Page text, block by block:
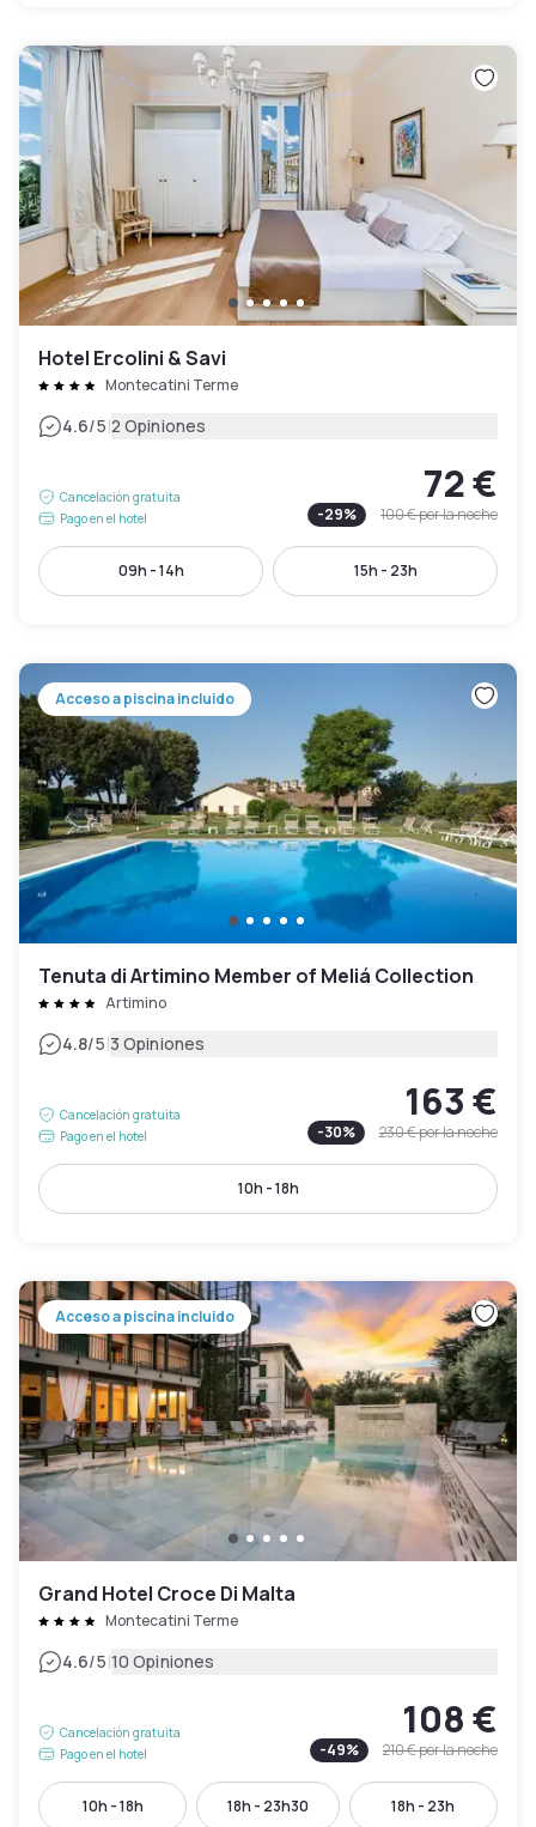
Hotel Ercolini & Savi
Montecatini Terme
4.6/5|2 Opiniones
Cancelación gratuita
Pago en el hotel
72 €
-29% 100 €por la noche
09h - 14h 15h - 23h
Acceso a piscina incluido
Tenuta di Artimino Member of Meliá Collection
Artimino
4.8/5|3 Opiniones
Cancelación gratuita
Pago en el hotel
163 €
-30% 230 €por la noche
10h - 18h
Acceso a piscina incluido
Grand Hotel Croce Di Malta
Montecatini Terme
4.6/5|10 Opiniones
Cancelación gratuita
Pago en el hotel
108 €
-49% 210 €por la noche
10h - 18h 18h - 23h30 18h - 23h